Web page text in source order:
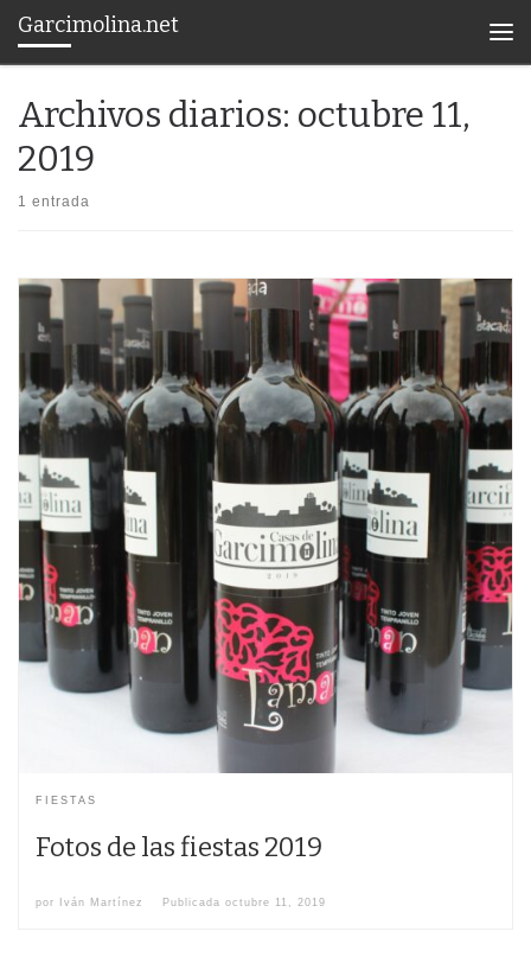
Saltar al contenido
Garcimolina.net
Archivos diarios: octubre 11,
2019
1 entrada
FIESTAS
Fotos de las fiestas 2019
por Iván Martínez Publicada octubre 11, 2019